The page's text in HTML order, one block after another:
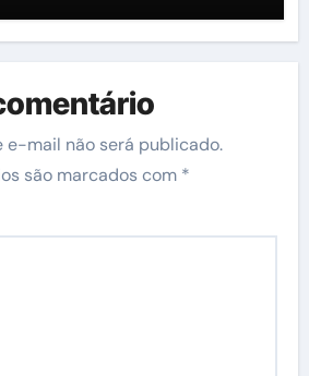
e-mail não será publicado.
são marcados com *